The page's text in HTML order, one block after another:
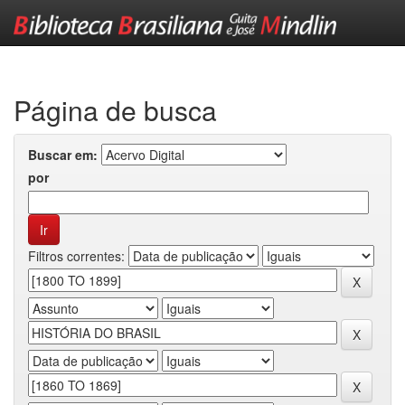
Página de busca
Buscar em:
por
Filtros correntes: